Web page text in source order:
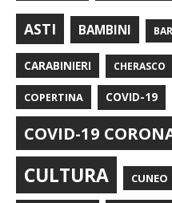
ASTI BAMBINI
CARABINIERI CHERASCO
COPERTINA COVID-19
COVID-19
CULTURA CUNEO